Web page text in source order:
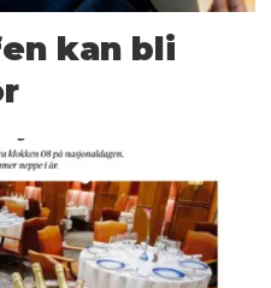
kan bli